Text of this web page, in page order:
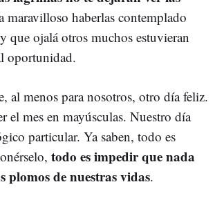
maravilloso haberlas contemplado
que ojalá otros muchos estuvieran
oportunidad.
al menos para nosotros, otro día feliz.
el mes en mayúsculas. Nuestro día
particular. Ya saben, todo es
todo es impedir que nada
plomos de nuestras vidas.